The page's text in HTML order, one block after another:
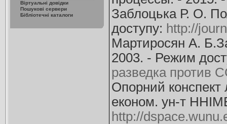
Віртуальні довідки
Пошукові сервери
Бібліотечні каталоги
Заблоцька Р. О.
доступу: http://
Мартиросян А.
2003. - Режим
разведка против
Опорний конспект
економ. ун-т
http://